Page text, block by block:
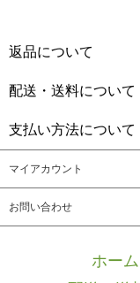
返品について
配送・送料について
支払い方法について
マイアカウント
お問い合わせ
ホーム